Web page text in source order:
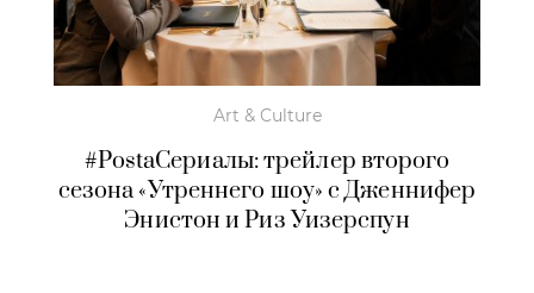
Art & Culture
#PostaСериалы: трейлер второго
сезона «Утреннего шоу» с Дженнифер
Энистон и Риз Уизерспун